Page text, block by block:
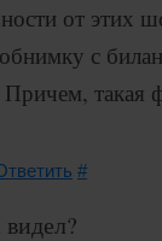
от этих
с
Причем,
#